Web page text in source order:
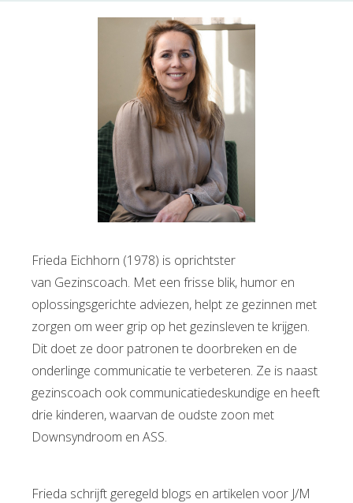
Frieda Eichhorn (1978) is oprichtster
van Gezinscoach. Met een frisse blik, humor en
oplossingsgerichte adviezen, helpt ze gezinnen met
zorgen om weer grip op het gezinsleven te krijgen.
Dit doet ze door patronen te doorbreken en de
onderlinge communicatie te verbeteren. Ze is naast
gezinscoach ook communicatiedeskundige en heeft
drie kinderen, waarvan de oudste zoon met
Downsyndroom en ASS.
Frieda schrijft geregeld blogs en artikelen voor J/M